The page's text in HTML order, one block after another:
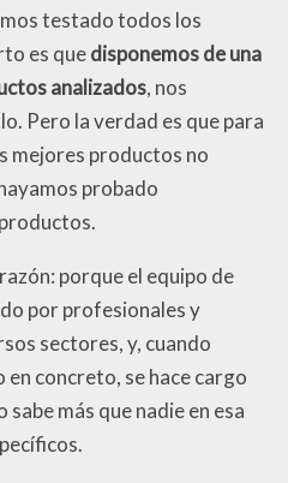
testado todos los
es quedisponemos de una
analizados, nos
Pero la verdad es que para
mejores productos no
probado
porque el equipo de
por profesionales y
sectores, y, cuando
concreto, se hace cargo
más que nadie en esa